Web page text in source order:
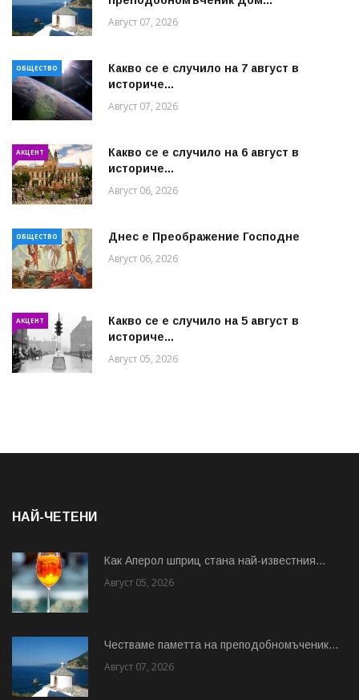
Август 07, 2026
ОБЩЕСТВО
Какво се е случило на 7 август в
историче...
Август 07, 2026
АКЦЕНТ
Какво се е случило на 6 август в
историче...
Август 06, 2026
ОБЩЕСТВО Днес е Преображение Господне
Август 06, 2026
АКЦЕНТ
Какво се е случило на 5 август в
историче...
Август 05, 2026
НАЙ-ЧЕТЕНИ
Как Аперол шприц стана най-известния...
Август 05, 2026
Честваме паметта на преподобномъченик...
Август 07, 2026